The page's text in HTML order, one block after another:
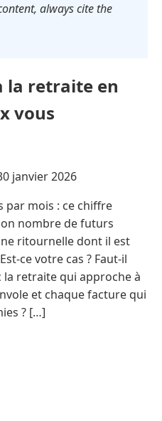
always cite the
la retraite en
vous
janvier 2026
par mois : ce chiffre
nombre de futurs
ritournelle dont il est
ce votre cas ? Faut-il
la retraite qui approche à
et chaque facture qui
? […]